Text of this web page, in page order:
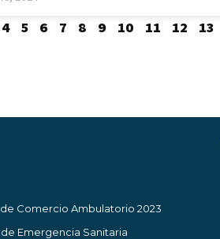
4 5 6 7 8 9 10 11 12 13
Comercio Ambulatorio 2023
Emergencia Sanitaria